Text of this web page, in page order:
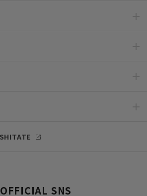
OFFICIAL SNS